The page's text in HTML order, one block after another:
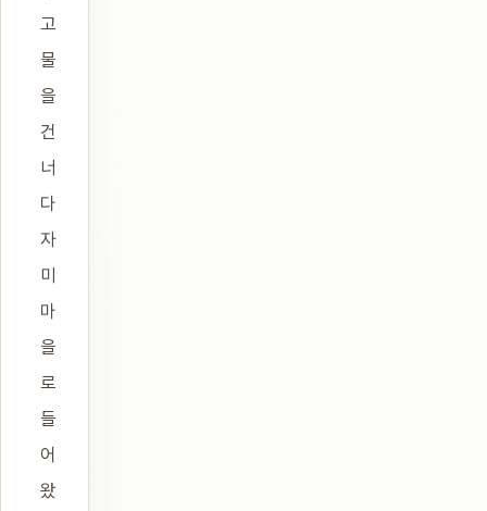
고
물
을
건
너
다
자
미
마
을
로
들
어
왔